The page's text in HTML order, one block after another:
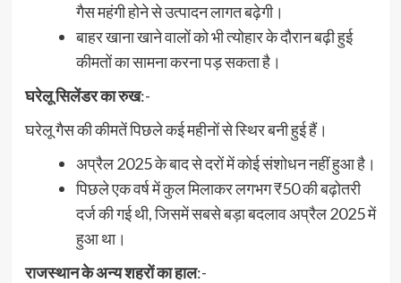
गैस महंगी होने से उत्पादन लागत बढ़ेगी।
बाहर खाना खाने वालों को भी त्योहार के दौरान बढ़ी हुई
कीमतों का सामना करना पड़ सकता है।
घरेलू सिलेंडर का रुख:-
घरेलू गैस की कीमतें पिछले कई महीनों से स्थिर बनी हुई हैं।
अप्रैल 2025 के बाद से दरों में कोई संशोधन नहीं हुआ है।
पिछले एक वर्ष में कुल मिलाकर लगभग ₹50 की बढ़ोतरी
दर्ज की गई थी, जिसमें सबसे बड़ा बदलाव अप्रैल 2025 में
हुआ था।
राजस्थान के अन्य शहरों का हाल:-